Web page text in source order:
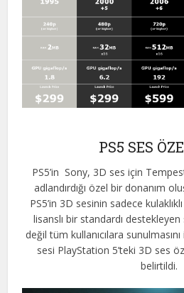
PS5 SES
PS5’in Sony, 3D ses için
adlandırdığı özel bir donanım
PS5’in 3D sesinin sadece
lisanslı bir standardı
değil tüm kullanıcılara
sesi PlayStation 5’teki 3D ses
belirtildi.